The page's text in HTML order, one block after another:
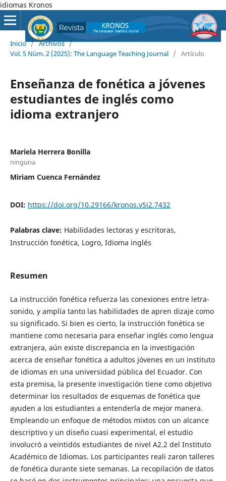
idiomas Kronos
Inicio / Archivos /
Vol. 5 Núm. 2 (2025): The Language Teaching Journal / Artículo
Enseñanza de fonética a jóvenes
estudiantes de inglés como
idioma extranjero
Mariela Herrera Bonilla
ninguna
Miriam Cuenca Fernández
DOI: https://doi.org/10.29166/kronos.v5i2.7432
Palabras clave: Habilidades lectoras y escritoras,
Instrucción fonética, Logro, Idioma inglés
Resumen
La instrucción fonética refuerza las conexiones entre letra-
sonido, y amplía tanto las habilidades de apren dizaje como
su significado. Si bien es cierto, la instrucción fonética se
mantiene como necesaria para enseñar inglés como lengua
extranjera, aún existe discrepancia en la investigación
acerca de enseñar fonética a adultos jóvenes en un instituto
de idiomas en una universidad pública del Ecuador. Con
esta premisa, la presente investigación tiene como objetivo
determinar los resultados de esquemas de fonética que
ayuden a los estudiantes a entenderla de mejor manera.
Empleando un enfoque de métodos mixtos con un alcance
descriptivo y un diseño cuasi experimental, el estudio
involucró a veintidós estudiantes de nivel A2.2 del Instituto
Académico de Idiomas. Los participantes reali zaron talleres
de fonética durante siete semanas. La recopilación de datos